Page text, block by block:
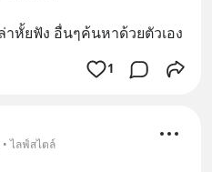
หั้ยฟัง อื่นๆค้นหาด้วยตัวเอง
1
ไลฟ์สไตล์